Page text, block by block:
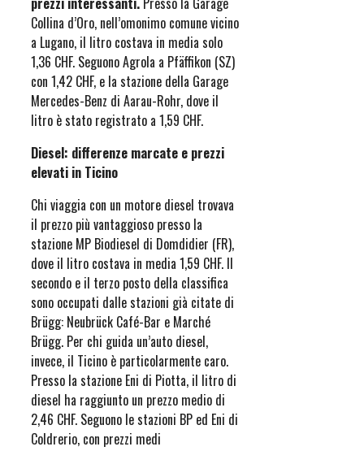
Collina d’Oro, nell’omonimo comune vicino
a Lugano, il litro costava in media solo
1,36 CHF. Seguono Agrola a Pfäffikon (SZ)
con 1,42 CHF, e la stazione della Garage
Mercedes-Benz di Aarau-Rohr, dove il
litro è stato registrato a 1,59 CHF.
Diesel: differenze marcate e prezzi
elevati in Ticino
Chi viaggia con un motore diesel trovava
il prezzo più vantaggioso presso la
stazione MP Biodiesel di Domdidier (FR),
dove il litro costava in media 1,59 CHF. Il
secondo e il terzo posto della classifica
sono occupati dalle stazioni già citate di
Brügg: Neubrück Café-Bar e Marché
Brügg. Per chi guida un’auto diesel,
invece, il Ticino è particolarmente caro.
Presso la stazione Eni di Piotta, il litro di
diesel ha raggiunto un prezzo medio di
2,46 CHF. Seguono le stazioni BP ed Eni di
Coldrerio, con prezzi medi